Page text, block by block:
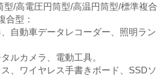
型/高電圧円筒型/高温円筒型/標準複合
合型：
自動車データレコーダー、照明ラン
ルカメラ、電動工具。
、ワイヤレス手書きボード、SSDソ